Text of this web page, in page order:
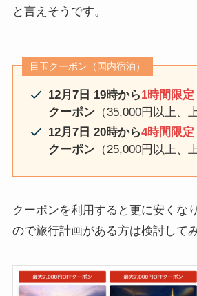
と言えそうです。
目玉クーポン（国内宿泊）
12月7日 19時から1時間限定
クーポン（35,000円以上、
12月7日 20時から4時間限定
クーポン（25,000円以上、
クーポンを利用すると更に安くな
ので旅行計画がある方は検討して